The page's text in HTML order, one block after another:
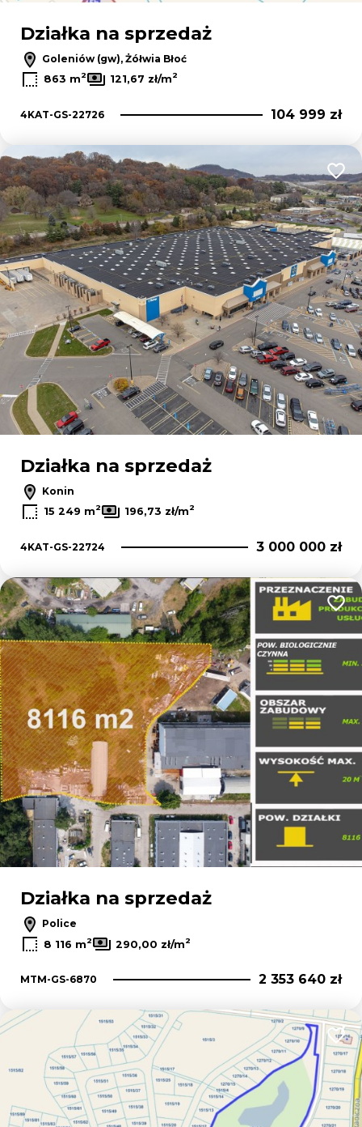
Działka na sprzedaż
Goleniów (gw), Żółwia Błoć
863 m2 121,67 zł/m2
4KAT-GS-22726 104 999 zł
Działka na sprzedaż
Konin
15 249 m2 196,73 zł/m2
4KAT-GS-22724 3 000 000 zł
Działka na sprzedaż
Police
8 116 m2 290,00 zł/m2
MTM-GS-6870 2 353 640 zł